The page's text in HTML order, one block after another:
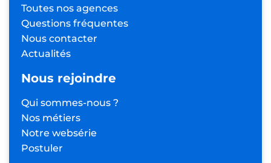
Toutes nos agences
Questions fréquentes
Nous contacter
Actualités
Nous rejoindre
Qui sommes-nous ?
Nos métiers
Notre websérie
Postuler